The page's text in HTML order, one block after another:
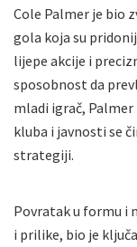
Cole Palmer je bio
gola koja su
lijepe akcije i
sposobnost da
mladi igrač,
kluba i javnosti se
strategiji.
Povratak u formu i
i prilike, bio je